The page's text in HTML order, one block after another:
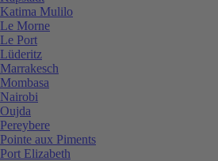
Katima Mulilo
Le Morne
Le Port
Lüderitz
Marrakesch
Mombasa
Nairobi
Oujda
Pereybere
Pointe aux Piments
Port Elizabeth